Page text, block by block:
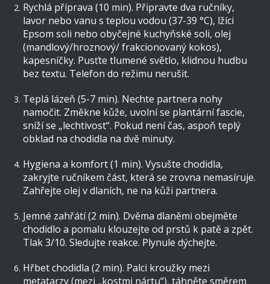
Rychlá příprava (10 min). Připravte dva ručníky,
lavor nebo vanu s teplou vodou (37-39 °C), lžíci
Epsom soli nebo obyčejné kuchyňské soli, olej
(mandlový/hroznový/ frakcionovaný kokos),
kapesníčky. Pusťte tlumené světlo, klidnou hudbu
bez textu. Telefon do režimu nerušit.
Teplá lázeň (5-7 min). Nechte partnera nohy
namočit. Změkne kůže, uvolní se plantární fascie,
sníží se „lechtivost“. Pokud není čas, aspoň teplý
obklad na chodidla na dvě minuty.
Hygiena a komfort (1 min). Vysušte chodidla,
zakryjte ručníkem část, která se zrovna nemasíruje.
Zahřejte olej v dlaních, ne na kůži partnera.
Jemné zahřátí (2 min). Dvěma dlaněmi obejměte
chodidlo a pomalu klouzejte od prstů k patě a zpět.
Tlak 3/10. Sledujte reakce. Plynule dýchejte.
Hřbet chodidla (2 min). Palci kroužky mezi
metatarzy (mezi „kostmi nártu“), táhněte směrem